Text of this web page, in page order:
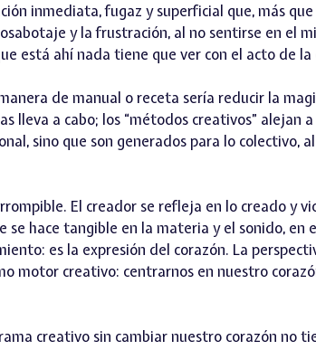
inmediata, fugaz y superficial que, más
y la frustración, al no sentirse en el
está ahí nada tiene que ver con el acto de la
de manual o receta sería reducir la
lleva a cabo; los “métodos creativos” alejan
sino que son generados para lo colectivo,
El creador se refleja en lo creado y
hace tangible en la materia y el sonido, en
es la expresión del corazón. La
motor creativo: centrarnos en nuestro
creativo sin cambiar nuestro corazón no